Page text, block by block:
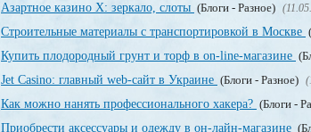
Азартное казино X: зеркало, слоты (Блоги - Разное)
Строительные материалы с транспортировкой в Москве
Купить плодородный грунт и торф в on-line-магазине
Jet Сasino: главный web-сайт в Украине (Блоги - Разное)
Как можно нанять профессионального хакера? (Блоги -
Приобрести аксессуары и одежду в он-лайн-магазине